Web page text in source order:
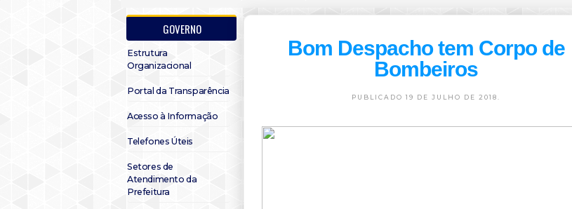
GOVERNO
Estrutura
Organizacional
Portal da Transparência
Acesso à Informação
Telefones Úteis
Setores de
Atendimento da
Prefeitura
Bom Despacho tem Corpo de
Bombeiros
PUBLICADO 19 DE JULHO DE 2018.